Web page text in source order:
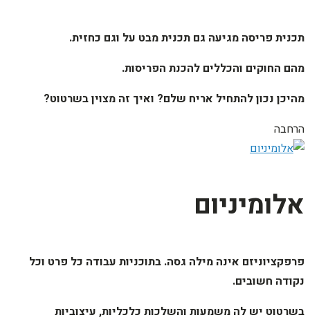
תכנית פריסה מגיעה גם תכנית מבט על וגם כחזית.
מהם החוקים והכללים להכנת הפריסות.
מהיכן נכון להתחיל אריח שלם? ואיך זה מצוין בשרטוט?
הרחבה
אלומיניום
פרפקציוניזם אינה מילה גסה. בתוכניות עבודה כל פרט וכל
נקודה חשובים.
בשרטוט יש לה משמעות והשלכות כלכליות, עיצוביות